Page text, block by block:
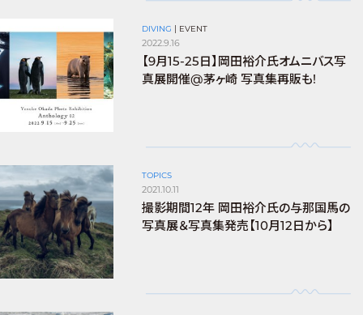
DIVING | EVENT
2022.9.16
【9月15-25日】岡田裕介氏オムニバス写
真展開催@茅ヶ崎 写真集再販も!
TOPICS
2021.10.11
撮影期間12年 岡田裕介氏の与那国馬の
写真展＆写真集発売【10月12日から】